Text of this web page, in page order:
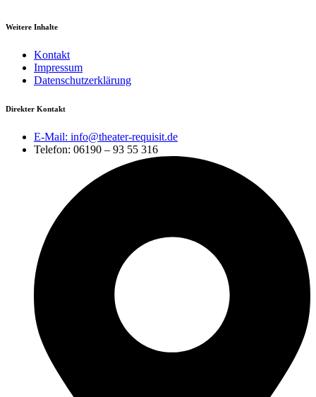
Weitere Inhalte
Kontakt
Impressum
Datenschutzerklärung
Direkter Kontakt
E-Mail: info@theater-requisit.de
Telefon: 06190 – 93 55 316